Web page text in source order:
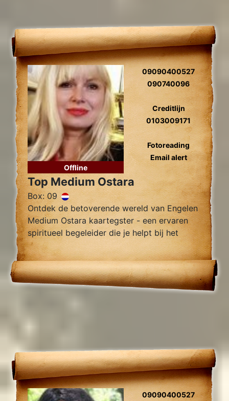
Offline
09090400527
090740096
Creditlijn
0103009171
Fotoreading
Email alert
Top Medium Ostara
Box: 09
Ontdek de betoverende wereld van Engelen
Medium Ostara kaartegster - een ervaren
spiritueel begeleider die je helpt bij het
vinden van innerlijke rust, helderheid en
begeleiding.
09090400527